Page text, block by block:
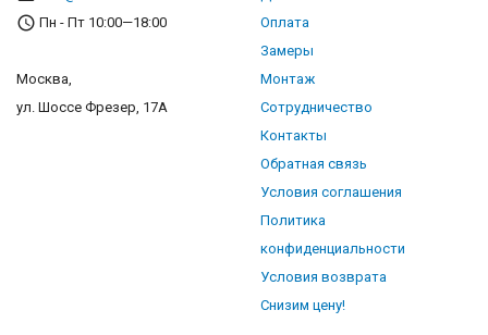
Пн - Пт 10:00—18:00
Москва,
ул. Шоссе Фрезер, 17А
Оплата
Замеры
Монтаж
Сотрудничество
Контакты
Обратная связь
Условия соглашения
Политика
конфиденциальности
Условия возврата
Снизим цену!